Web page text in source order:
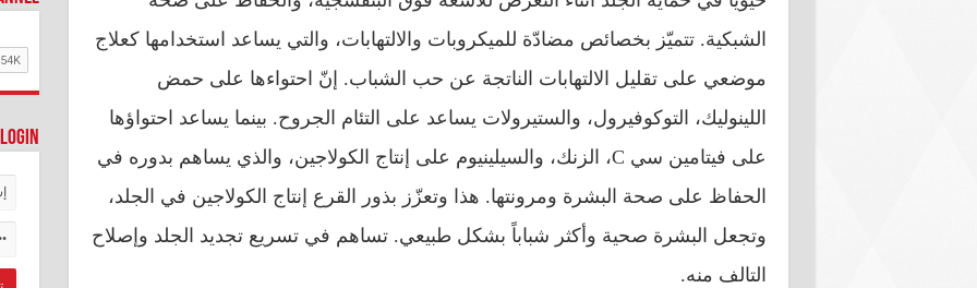
الشبكية. تتميّز بخصائص مضادّة للميكروبات والالتهابات، والتي يساعد استخدامها كعلاج
موضعي على تقليل الالتهابات الناتجة عن حب الشباب. إنّ احتواءها على حمض
اللينوليك، التوكوفيرول، والستيرولات يساعد على التئام الجروح. بينما يساعد احتواؤها
على فيتامين سي C، الزنك، والسيلينيوم على إنتاج الكولاجين، والذي يساهم بدوره في
الحفاظ على صحة البشرة ومرونتها. هذا وتعزّز بذور القرع إنتاج الكولاجين في الجلد،
وتجعل البشرة صحية وأكثر شباباً بشكل طبيعي. تساهم في تسريع تجديد الجلد وإصلاح
التالف منه.
Login